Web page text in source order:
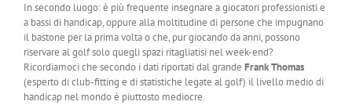
In secondo luogo: è più frequente insegnare a giocatori professionisti e
a bassi di handicap, oppure alla moltitudine di persone che impugnano
il bastone per la prima volta o che, pur giocando da anni, possono
riservare al golf solo quegli spazi ritagliatisi nel week-end?
Ricordiamoci che secondo i dati riportati dal grande Frank Thomas
(esperto di club-fitting e di statistiche legate al golf) il livello medio di
handicap nel mondo è piuttosto mediocre.